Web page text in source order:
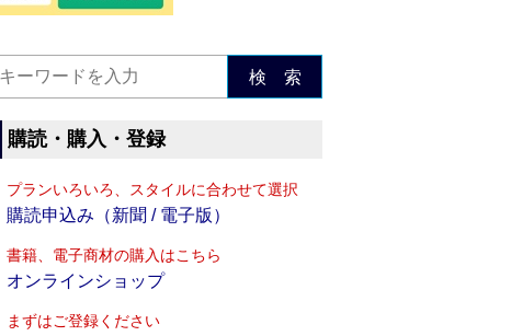
検 索
購読・購入・登録
プランいろいろ、スタイルに合わせて選択
購読申込み（新聞 / 電子版）
書籍、電子商材の購入はこちら
オンラインショップ
まずはご登録ください